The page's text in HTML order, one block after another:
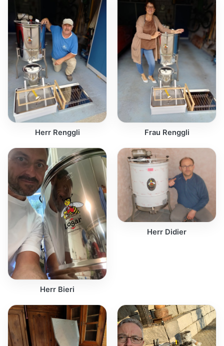
Herr Renggli Frau Renggli
Herr Bieri
Herr Didier